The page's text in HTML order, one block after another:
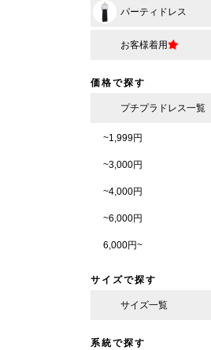
パーティドレス
お客様着用
価格で探す
プチプラドレス一覧
~1,999円
~3,000円
~4,000円
~6,000円
6,000円~
サイズで探す
サイズ一覧
系統で探す